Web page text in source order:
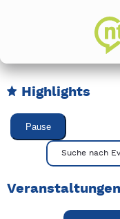
Highlights
Karussell
Pause
Mit Tab zu denSuche nach
Veranstaltungen